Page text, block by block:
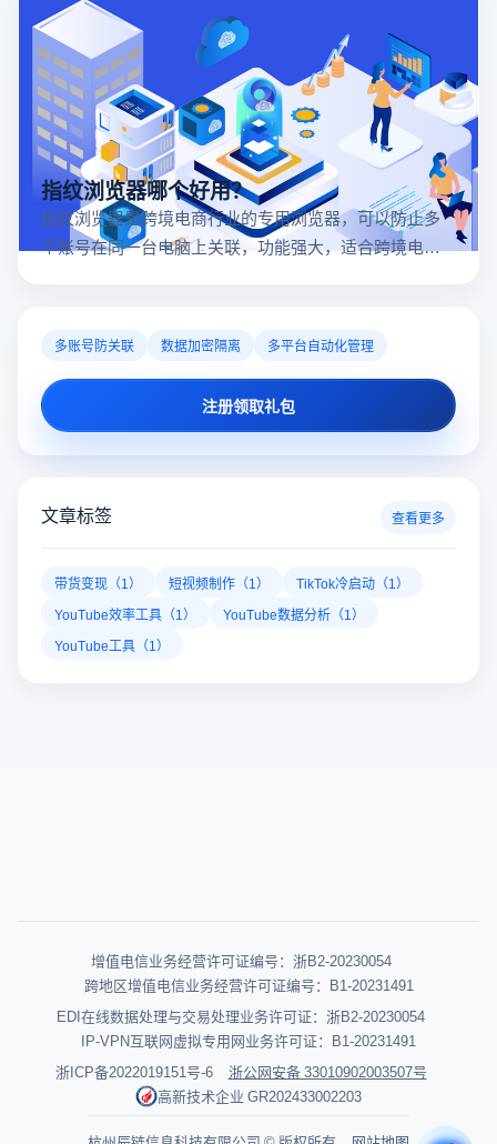
指纹浏览器哪个好用？
指纹浏览器是跨境电商行业的专用浏览器，可以防止多
个账号在同一台电脑上关联，功能强大，适合跨境电商
多账号防关联 数据加密隔离 多平台自动化管理
注册领取礼包
文章标签 查看更多
带货变现（1） 短视频制作（1）
TikTok冷启动（1）
YouTube效率工具（1）
YouTube数据分析（1）
YouTube工具（1）
增值电信业务经营许可证编号：浙B2-20230054
跨地区增值电信业务经营许可证编号：B1-20231491
EDI在线数据处理与交易处理业务许可证：浙B2-20230054
IP-VPN互联网虚拟专用网业务许可证：B1-20231491
浙ICP备2022019151号-6
浙公网安备 33010902003507号
高新技术企业 GR202433002203